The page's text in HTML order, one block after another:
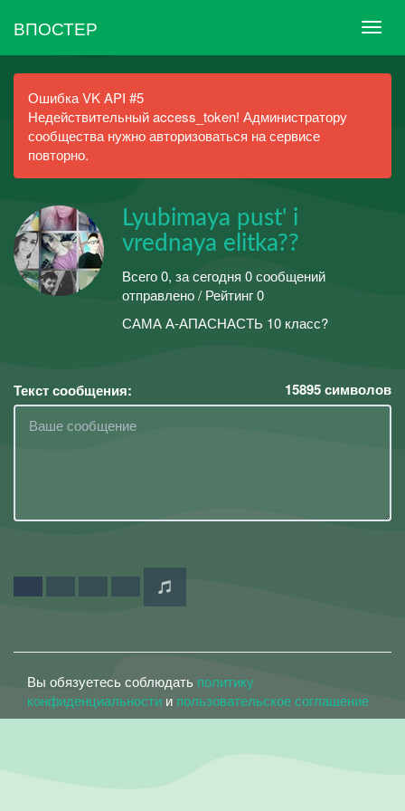
ВПОСТЕР
Ошибка VK API #5
Недействительный access_token! Администратору
сообщества нужно авторизоваться на сервисе
повторно.
Lyubimaya pust' i
vrednaya elitka??
Всего 0, за сегодня 0 сообщений
отправлено / Рейтинг 0
САМА А-АПАСНАСТЬ 10 класс?
Текст сообщения: 15895символов
Вы обязуетесь соблюдать политику
конфиденциальности и пользовательское соглашение